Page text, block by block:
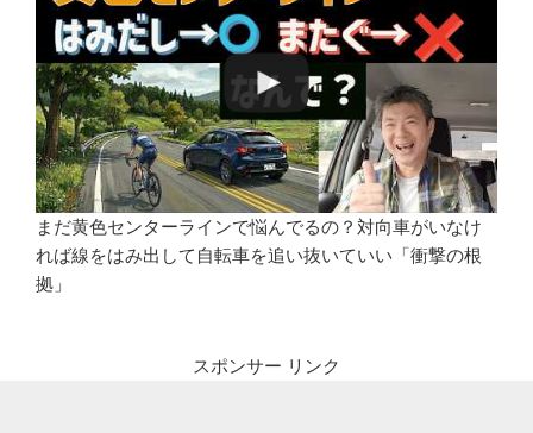
まだ黄色センターラインで悩んでるの？対向車がいなけ
れば線をはみ出して自転車を追い抜いていい「衝撃の根
拠」
スポンサー リンク